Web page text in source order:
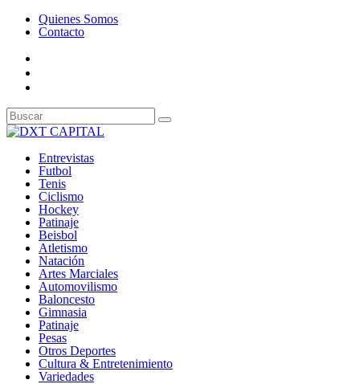
Quienes Somos
Contacto
Entrevistas
Futbol
Tenis
Ciclismo
Hockey
Patinaje
Beisbol
Atletismo
Natación
Artes Marciales
Automovilismo
Baloncesto
Gimnasia
Patinaje
Pesas
Otros Deportes
Cultura & Entretenimiento
Variedades